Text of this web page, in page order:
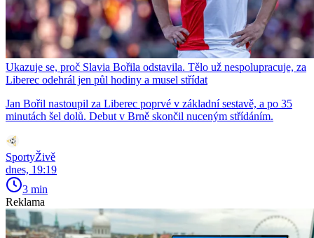
Ukazuje se, proč Slavia Bořila odstavila. Tělo už nespolupracuje, za
Liberec odehrál jen půl hodiny a musel střídat
Jan Bořil nastoupil za Liberec poprvé v základní sestavě, a po 35
minutách šel dolů. Debut v Brně skončil nuceným střídáním.
SportyŽivě
dnes, 19:19
3 min
Reklama